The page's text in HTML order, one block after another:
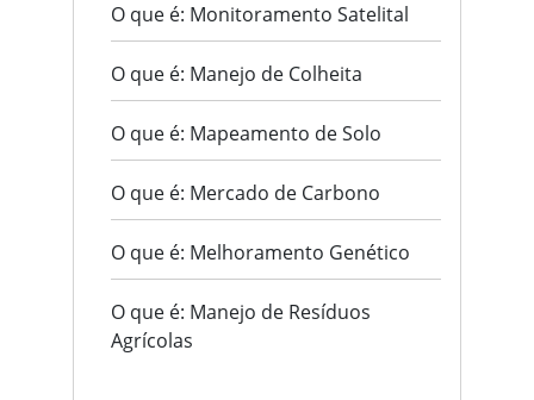
O que é: Monitoramento Satelital
O que é: Manejo de Colheita
O que é: Mapeamento de Solo
O que é: Mercado de Carbono
O que é: Melhoramento Genético
O que é: Manejo de Resíduos
Agrícolas